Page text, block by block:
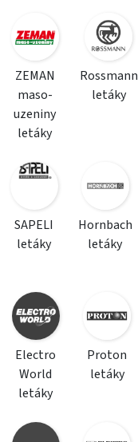
ZEMAN
maso-
uzeniny
letáky
Rossmann
letáky
SAPELI
letáky
Hornbach
letáky
Electro
World
letáky
Proton
letáky